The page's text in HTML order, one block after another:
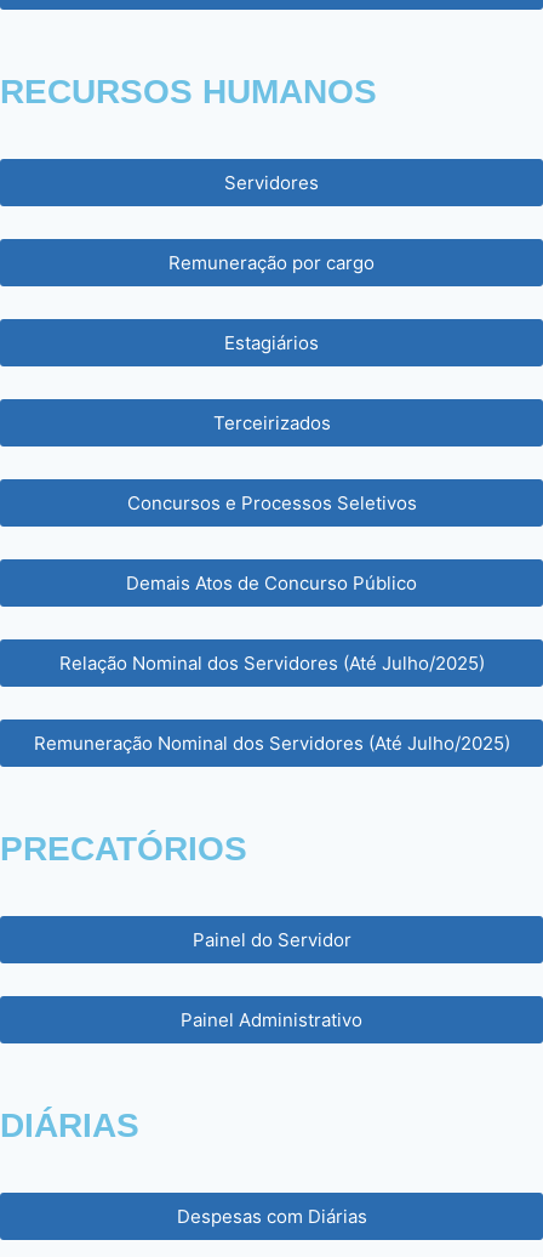
RECURSOS HUMANOS
Servidores
Remuneração por cargo
Estagiários
Terceirizados
Concursos e Processos Seletivos
Demais Atos de Concurso Público
Relação Nominal dos Servidores (Até Julho/2025)
Remuneração Nominal dos Servidores (Até Julho/2025)
PRECATÓRIOS
Painel do Servidor
Painel Administrativo
DIÁRIAS
Despesas com Diárias